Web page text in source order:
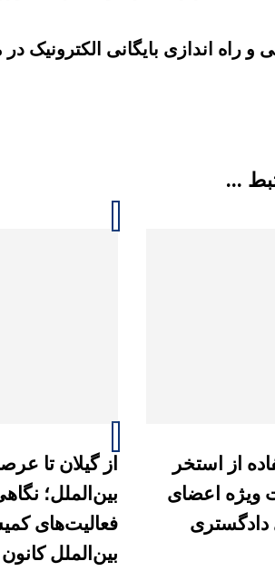
و راه اندازی بایگانی الکترونیک
...
از استخر
ویژه اعضای
دادگستری
از گیلان تا
بین‌الملل؛
فعالیت‌های
بین‌الملل